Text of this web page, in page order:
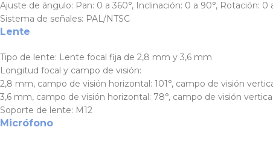
Ajuste de ángulo: Pan: 0 a 360°, Inclinación: 0 a 90°, Rotación: 0
Sistema de señales: PAL/NTSC
Lente
Tipo de lente: Lente focal fija de 2,8 mm y 3,6 mm
Longitud focal y campo de visión:
2,8 mm, campo de visión horizontal: 101°, campo de visión
3,6 mm, campo de visión horizontal: 78°, campo de visión
Soporte de lente: M12
Micrófono